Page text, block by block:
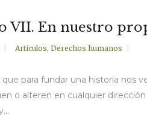
VII. En nuestro
Artículos, Derechos humanos
que para fundar una historia nos
o alteren en cualquier